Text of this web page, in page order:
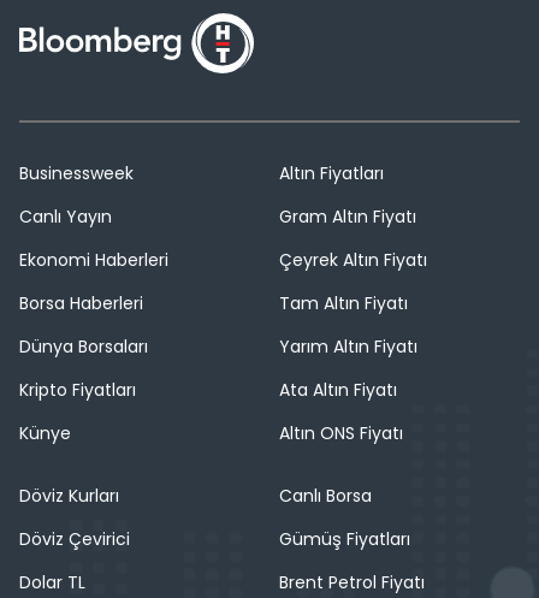
Businessweek
Canlı Yayın
Ekonomi Haberleri
Borsa Haberleri
Dünya Borsaları
Kripto Fiyatları
Künye
Altın Fiyatları
Gram Altın Fiyatı
Çeyrek Altın Fiyatı
Tam Altın Fiyatı
Yarım Altın Fiyatı
Ata Altın Fiyatı
Altın ONS Fiyatı
Döviz Kurları
Döviz Çevirici
Dolar TL
Canlı Borsa
Gümüş Fiyatları
Brent Petrol Fiyatı